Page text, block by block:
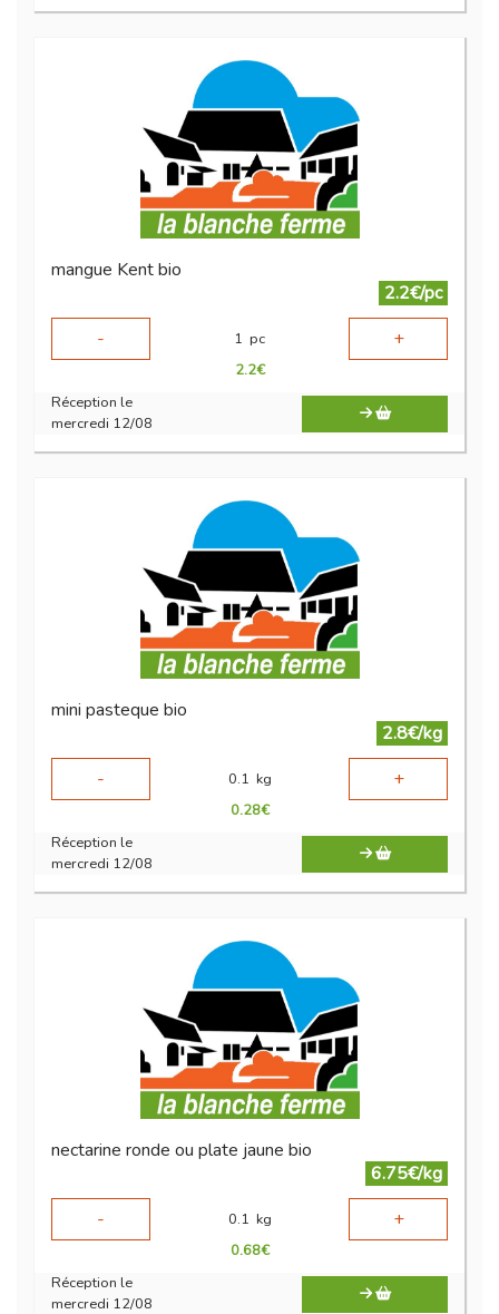
mangue Kent bio
2.2€/pc
-
1 pc +
2.2€
Réception le
mercredi 12/08
mini pasteque bio
2.8€/kg
-
0.1 kg +
0.28€
Réception le
mercredi 12/08
nectarine ronde ou plate jaune bio
6.75€/kg
-
0.1 kg +
0.68€
Réception le
mercredi 12/08